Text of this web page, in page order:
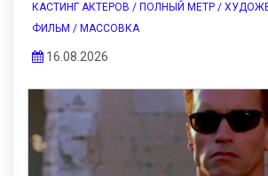
КАСТИНГ АКТЕРОВ / ПОЛНЫЙ МЕТР /
ФИЛЬМ / МАССОВКА
16.08.2026